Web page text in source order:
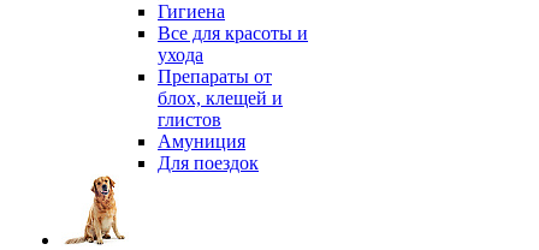
Гигиена
Все для красоты и
ухода
Препараты от
блох, клещей и
глистов
Амуниция
Для поездок